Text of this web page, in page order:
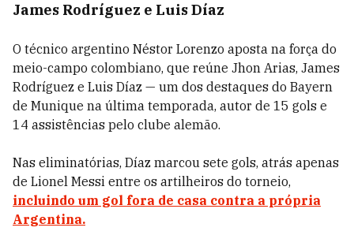
James Rodríguez e Luis Díaz
O técnico argentino Néstor Lorenzo aposta na força do
meio-campo colombiano, que reúne Jhon Arias, James
Rodríguez e Luis Díaz — um dos destaques do Bayern
de Munique na última temporada, autor de 15 gols e
14 assistências pelo clube alemão.
Nas eliminatórias, Díaz marcou sete gols, atrás apenas
de Lionel Messi entre os artilheiros do torneio,
incluindo um gol fora de casa contra a própria
Argentina.